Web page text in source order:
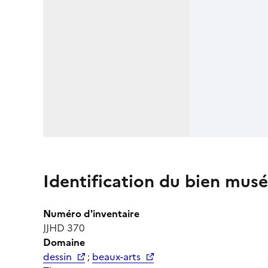
Identification du bien
Numéro d'inventaire
JJHD 370
Domaine
dessin
; beaux-arts